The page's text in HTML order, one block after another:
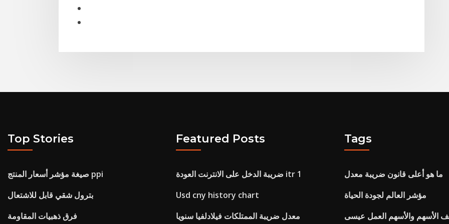
Top Stories
صيغة مؤشر أسعار المنتج ppi
بترول شقي قابل للاشتعال
فرق ذهبيات المقاومة
Featured Posts
ضريبة الدخل على الانترنت العودة itr 1
Usd cny history chart
معدل ضريبة الممتلكات فيلادلفيا سنويا
Tags
ما هو أعلى قانون ضريبة معدل
مؤشر العالم لجودة الحياة
الأسهم والأسهم العمل عيسى